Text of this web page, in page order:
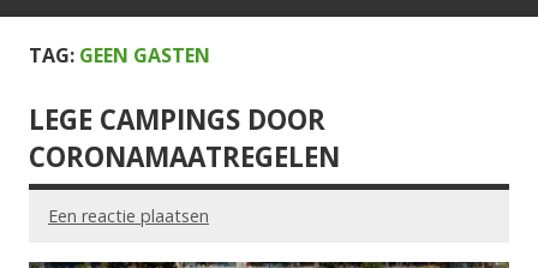
TAG: GEEN GASTEN
LEGE CAMPINGS DOOR
CORONAMAATREGELEN
Een reactie plaatsen